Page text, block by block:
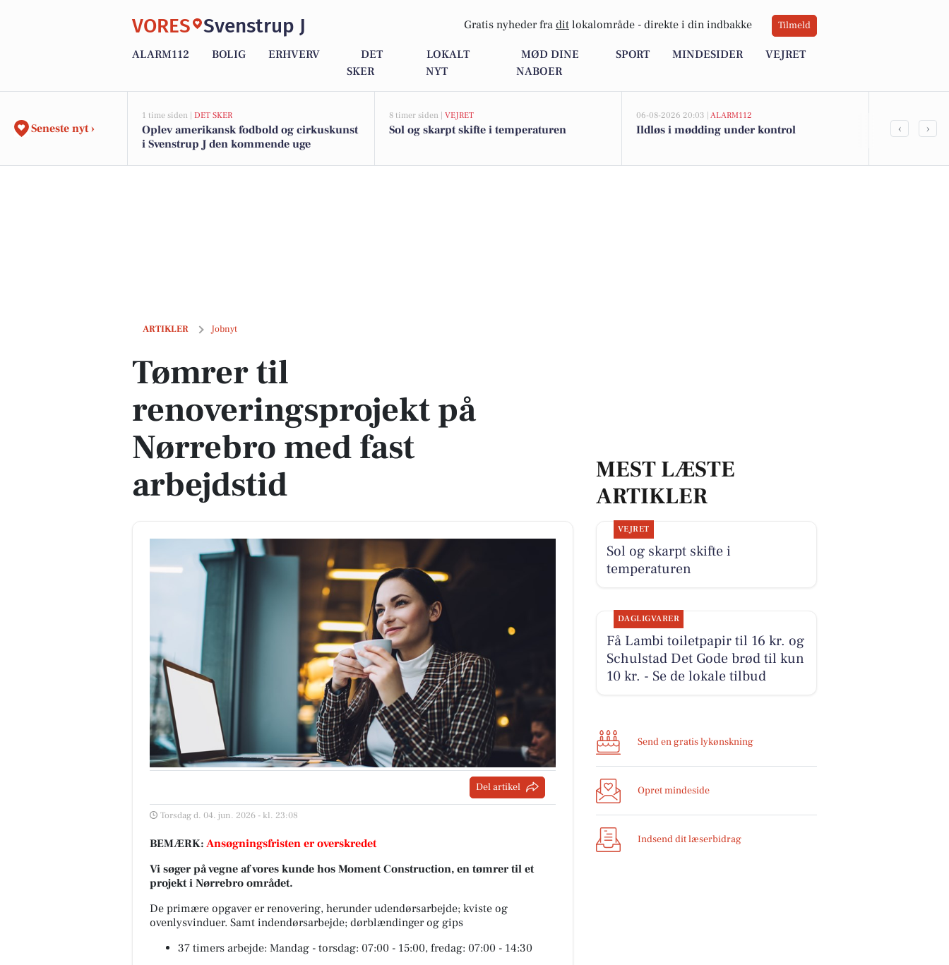
VORES Svenstrup J Gratis nyheder fra dit lokalområde - direkte i din indbakke Tilmeld
ALARM112 BOLIG ERHVERV
DET
SKER
LOKALT
NYT
MØD DINE
NABOER
SPORT MINDESIDER VEJRET
Seneste nyt ›
1 time siden | DET SKER
Oplev amerikansk fodbold og cirkuskunst
i Svenstrup J den kommende uge
8 timer siden | VEJRET
Sol og skarpt skifte i temperaturen
06-08-2026 20:03 | ALARM112
Ildløs i mødding under kontrol
Savner du
‹ ›
ARTIKLER Jobnyt
Tømrer til renoveringsprojekt på Nørrebro med fast arbejdstid
Tømrer til
renoveringsprojekt på
Nørrebro med fast
arbejdstid
Del artikel
Torsdag d. 04. jun. 2026 - kl. 23:08
BEMÆRK: Ansøgningsfristen er overskredet
Vi søger på vegne af vores kunde hos Moment Construction, en tømrer til et
projekt i Nørrebro området.
De primære opgaver er renovering, herunder udendørsarbejde; kviste og
ovenlysvinduer. Samt indendørsarbejde; dørblændinger og gips
37 timers arbejde: Mandag - torsdag: 07:00 - 15:00, fredag: 07:00 - 14:30
MEST LÆSTE
ARTIKLER
VEJRET
Sol og skarpt skifte i
temperaturen
DAGLIGVARER
Få Lambi toiletpapir til 16 kr. og
Schulstad Det Gode brød til kun
10 kr. - Se de lokale tilbud
Send en gratis lykønskning
Opret mindeside
Indsend dit læserbidrag